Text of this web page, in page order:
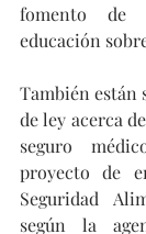
fomento
educación
También están
de ley acerca
seguro
proyecto de
Seguridad
según la